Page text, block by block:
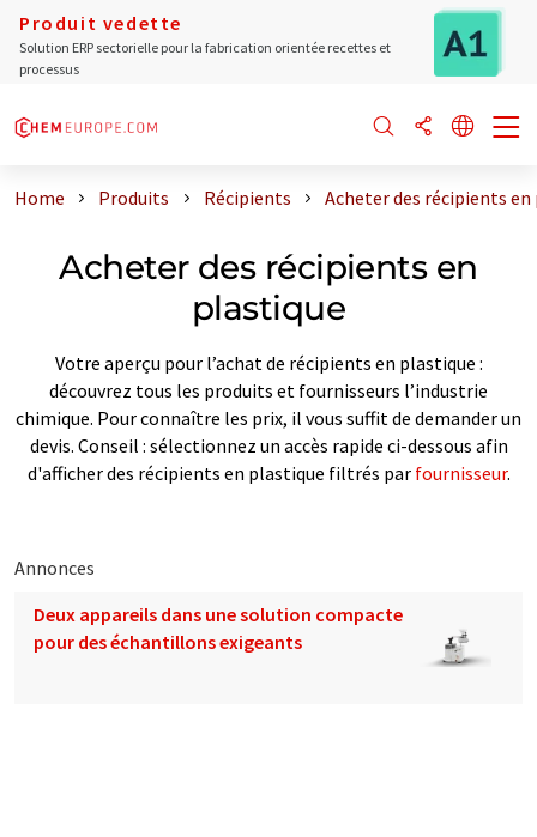
Produit vedette
Solution ERP sectorielle pour la fabrication orientée recettes et
processus
Home Produits Récipients Acheter des récipients
Acheter des récipients en
plastique
Votre aperçu pour l’achat de récipients en plastique :
découvrez tous les produits et fournisseurs l’industrie
chimique. Pour connaître les prix, il vous suffit de demander un
devis. Conseil : sélectionnez un accès rapide ci-dessous afin
d'afficher des récipients en plastique filtrés par fournisseur.
Annonces
Deux appareils dans une solution compacte
pour des échantillons exigeants